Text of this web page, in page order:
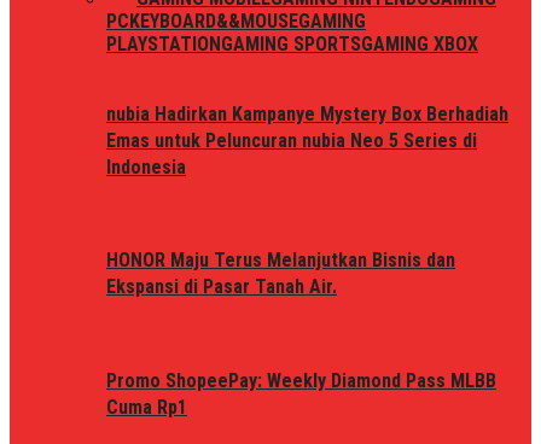
PCKEYBOARD&&MOUSEGAMING
PLAYSTATIONGAMING SPORTSGAMING XBOX
nubia Hadirkan Kampanye Mystery Box Berhadiah
Emas untuk Peluncuran nubia Neo 5 Series di
Indonesia
HONOR Maju Terus Melanjutkan Bisnis dan
Ekspansi di Pasar Tanah Air.
Promo ShopeePay: Weekly Diamond Pass MLBB
Cuma Rp1